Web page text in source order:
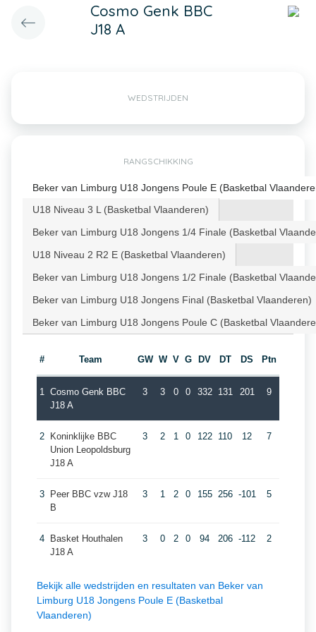
Cosmo Genk BBC
J18 A
WEDSTRIJDEN
RANGSCHIKKING
Beker van Limburg U18 Jongens Poule E (Basketbal
U18 Niveau 3 L (Basketbal Vlaanderen)
Beker van Limburg U18 Jongens 1/4 Finale (Basketbal
U18 Niveau 2 R2 E (Basketbal Vlaanderen)
Beker van Limburg U18 Jongens 1/2 Finale (Basketbal
Beker van Limburg U18 Jongens Final (Basketbal Vlaanderen)
Beker van Limburg U18 Jongens Poule C (Basketbal
# Team GW W V G DV DT DS Ptn
1 Cosmo Genk BBC
J18 A
3 3 0 0 332 131 201 9
2
Koninklijke BBC
Union Leopoldsburg
J18 A
3 2 1 0 122 110 12 7
3
Peer BBC vzw J18
B
3 1 2 0 155 256 -101 5
4
Basket Houthalen
J18 A
3 0 2 0 94 206 -112 2
Bekijk alle wedstrijden en resultaten van Beker van
Limburg U18 Jongens Poule E (Basketbal
Vlaanderen)